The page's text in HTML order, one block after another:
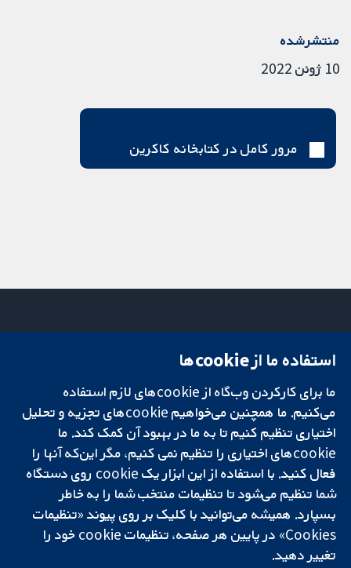
منتشرشده
10 ژوئن 2022
مرور کامل در کتابخانه کاکرین
تحقیقات قابل
اعتماد.
تصمیم‌گیری آگاهانه.
سلامت بهتر.
میدان کاوندیش
لندن
W1G 0AN
بریتانیا
دفتر رسانه‌ای
درباره ما
فرصت‌های
شغلی
Cochrane
Library
شبکه همکاری کاکرین، یک مؤسسه خیریه (شماره 1045921) و یک شرکت با
استفاده ما از cookie‌ها
ما برای کارکردن وب‌گاه از cookie‌های لازم استفاده
می‌کنیم. ما همچنین می‌خواهیم cookie‌های تجزیه و تحلیل
اختیاری تنظیم کنیم تا به ما در بهبود آن کمک کند. ما
cookie‌های اختیاری را تنظیم نمی کنیم، مگر این‌که آنها را
فعال کنید. با استفاده از این ابزار یک cookie‌ روی دستگاه
شما تنظیم می‌شود تا تنظیمات منتخب شما را به خاطر
بسپارد. همیشه می‌توانید با کلیک بر روی پیوند «تنظیمات
Cookies» در پایین هر صفحه، تنظیمات cookie‌ خود را
تغییر دهید.